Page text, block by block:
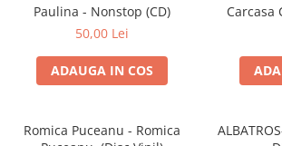
Viniluri Românești
Colecția Electrecord
Paulina - Nonstop (CD)
50,00 Lei
ADAUGA IN COS
Carcasa
Romica Puceanu - Romica